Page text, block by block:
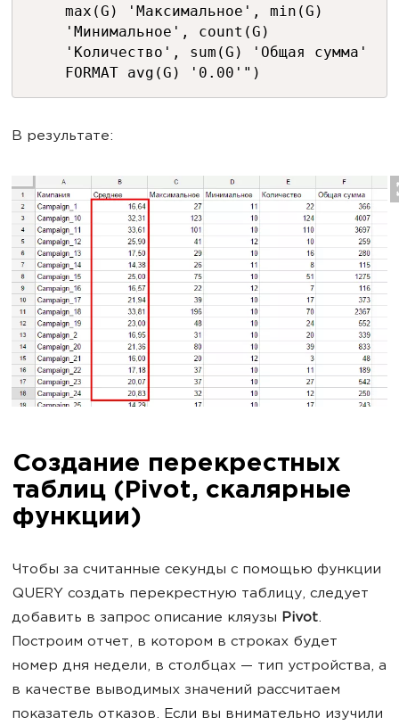
max(G) 'Максимальное', min(G)
'Минимальное', count(G)
'Количество', sum(G) 'Общая сумма'
FORMAT avg(G) '0.00'")
В результате:
Создание перекрестных
таблиц (Pivot, скалярные
функции)
Чтобы за считанные секунды с помощью функции
QUERY создать перекрестную таблицу, следует
добавить в запрос описание кляузы Pivot.
Построим отчет, в котором в строках будет
номер дня недели, в столбцах — тип устройства, а
в качестве выводимых значений рассчитаем
показатель отказов. Если вы внимательно изучили